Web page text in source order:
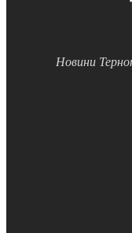
Новини